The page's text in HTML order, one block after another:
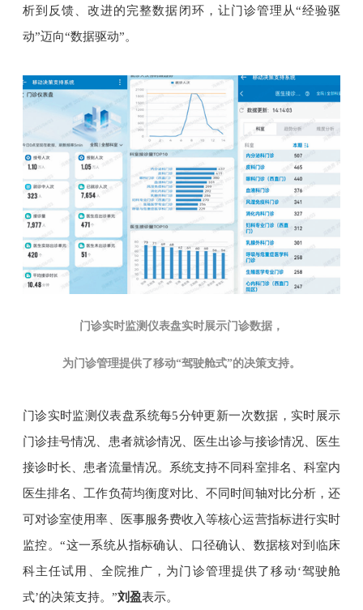
析到反馈、改进的完整数据闭环，让门诊管理从“经验驱
动”迈向“数据驱动”。
门诊实时监测仪表盘实时展示门诊数据，
为门诊管理提供了移动“驾驶舱式”的决策支持。
门诊实时监测仪表盘系统每5分钟更新一次数据，实时展示
门诊挂号情况、患者就诊情况、医生出诊与接诊情况、医生
接诊时长、患者流量情况。系统支持不同科室排名、科室内
医生排名、工作负荷均衡度对比、不同时间轴对比分析，还
可对诊室使用率、医事服务费收入等核心运营指标进行实时
监控。“这一系统从指标确认、口径确认、数据核对到临床
科主任试用、全院推广，为门诊管理提供了移动‘驾驶舱
式’的决策支持。”刘盈表示。